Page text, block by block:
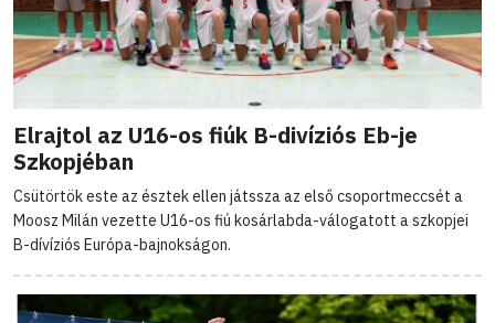
Elrajtol az U16-os fiúk B-divíziós Eb-je
Szkopjéban
Csütörtök este az észtek ellen játssza az első csoportmeccsét a
Moosz Milán vezette U16-os fiú kosárlabda-válogatott a szkopjei
B-dívíziós Európa-bajnokságon.